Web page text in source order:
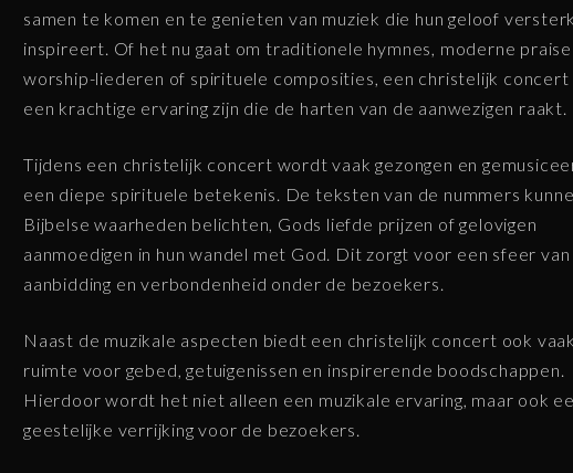
samen te komen en te genieten van muziek die hun geloof
inspireert. Of het nu gaat om traditionele hymnes, moderne
worship-liederen of spirituele composities, een christelijk concert
een krachtige ervaring zijn die de harten van de aanwezigen raakt.
Tijdens een christelijk concert wordt vaak gezongen en
een diepe spirituele betekenis. De teksten van de nummers
Bijbelse waarheden belichten, Gods liefde prijzen of gelovigen
aanmoedigen in hun wandel met God. Dit zorgt voor een sfeer van
aanbidding en verbondenheid onder de bezoekers.
Naast de muzikale aspecten biedt een christelijk concert ook
ruimte voor gebed, getuigenissen en inspirerende boodschappen.
Hierdoor wordt het niet alleen een muzikale ervaring, maar ook
geestelijke verrijking voor de bezoekers.